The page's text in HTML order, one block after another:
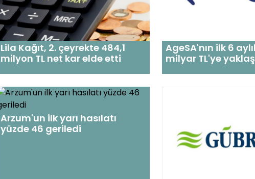
Lila Kağıt, 2. çeyrekte 484,1
milyon TL net kar elde etti
AgeSA'nın ilk 6
milyar TL'ye
Arzum'un ilk yarı hasılatı
yüzde 46 geriledi